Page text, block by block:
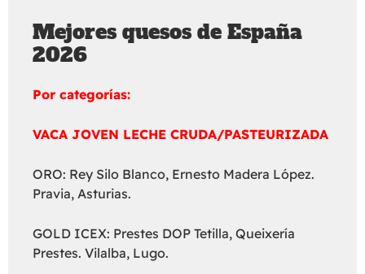
Mejores quesos de España
2026
Por categorías:
VACA JOVEN LECHE CRUDA/PASTEURIZADA
ORO: Rey Silo Blanco, Ernesto Madera López.
Pravia, Asturias.
GOLD ICEX: Prestes DOP Tetilla, Queixería
Prestes. Vilalba, Lugo.